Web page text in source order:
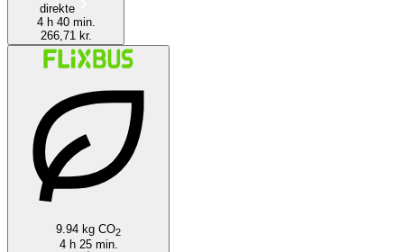
direkte
4 h 40 min.
266,71 kr.
9.94 kg CO2
4 h 25 min.